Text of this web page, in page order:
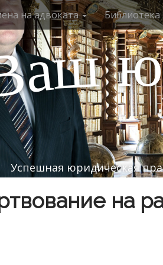
на адвоката
аш ю
Успешная юридическая
на